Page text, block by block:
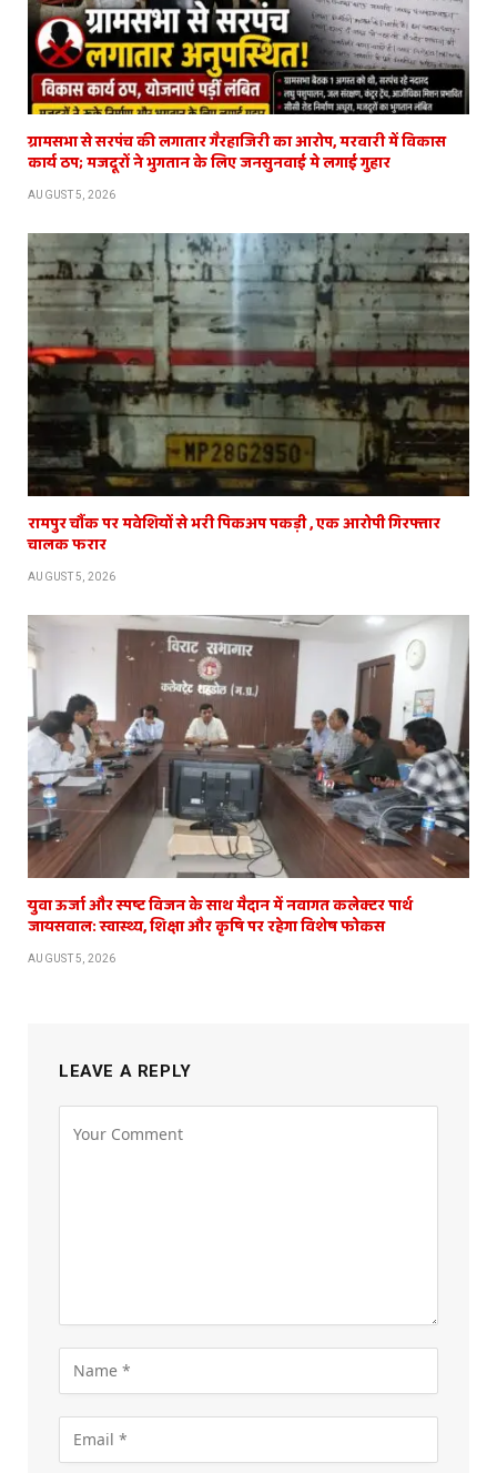
ग्रामसभा से सरपंच की लगातार गैरहाजिरी का आरोप, मरवारी में विकास
कार्य ठप; मजदूरों ने भुगतान के लिए जनसुनवाई मे लगाई गुहार
AUGUST 5, 2026
रामपुर चौंक पर मवेशियों से भरी पिकअप पकड़ी , एक आरोपी गिरफ्तार
चालक फरार
AUGUST 5, 2026
युवा ऊर्जा और स्पष्ट विजन के साथ मैदान में नवागत कलेक्टर पार्थ
जायसवाल: स्वास्थ्य, शिक्षा और कृषि पर रहेगा विशेष फोकस
AUGUST 5, 2026
LEAVE A REPLY